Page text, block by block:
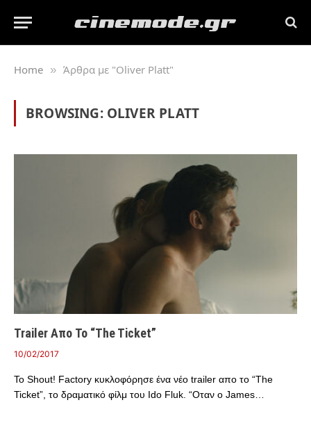
Home » Άρθρα με "Oliver Platt"
BROWSING: OLIVER PLATT
Trailer Απο Το “The Ticket”
10/02/2017
To Shout! Factory κυκλοφόρησε ένα νέο trailer απο το “The
Ticket”, το δραματικό φίλμ του Ido Fluk. “Οταν ο James…